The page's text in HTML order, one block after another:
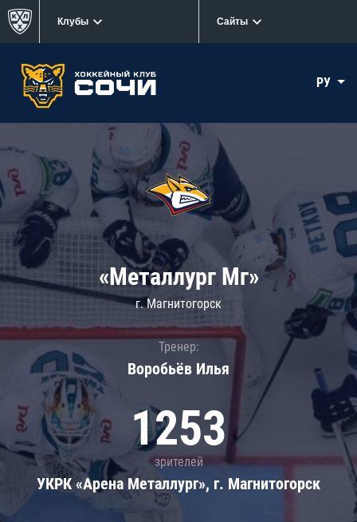
Клубы Сайты
РУ
«Металлург Мг»
г. Магнитогорск
Тренер:
Воробьёв Илья
1253
зрителей
УКРК «Арена Металлург», г. Магнитогорск